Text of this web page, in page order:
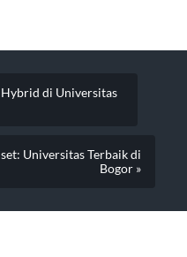
di Universitas
Universitas Terbaik di
Bogor »